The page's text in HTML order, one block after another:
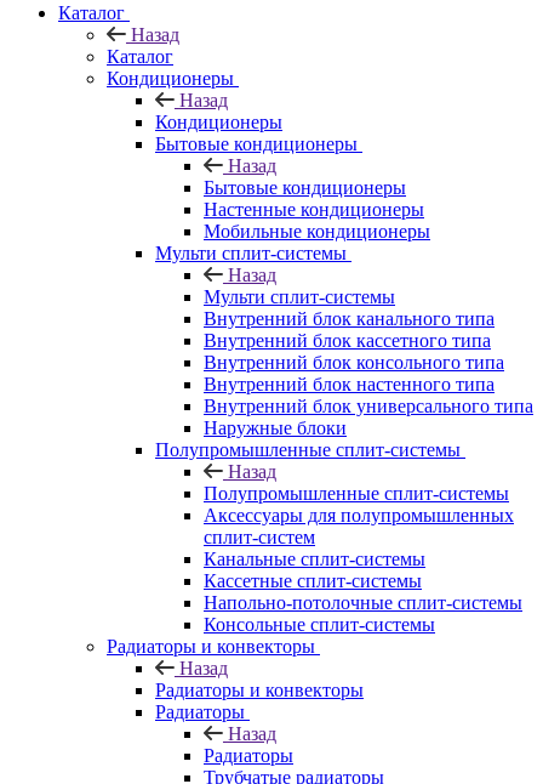
Каталог
Назад
Каталог
Кондиционеры
Назад
Кондиционеры
Бытовые кондиционеры
Назад
Бытовые кондиционеры
Настенные кондиционеры
Мобильные кондиционеры
Мульти сплит-системы
Назад
Мульти сплит-системы
Внутренний блок канального типа
Внутренний блок кассетного типа
Внутренний блок консольного типа
Внутренний блок настенного типа
Внутренний блок универсального типа
Наружные блоки
Полупромышленные сплит-системы
Назад
Полупромышленные сплит-системы
Аксессуары для полупромышленных
сплит-систем
Канальные сплит-системы
Кассетные сплит-системы
Напольно-потолочные сплит-системы
Консольные сплит-системы
Радиаторы и конвекторы
Назад
Радиаторы и конвекторы
Радиаторы
Назад
Радиаторы
Трубчатые радиаторы